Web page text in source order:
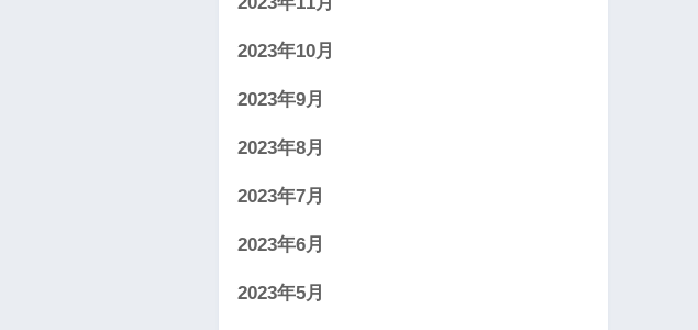
2023年10月
2023年9月
2023年8月
2023年7月
2023年6月
2023年5月